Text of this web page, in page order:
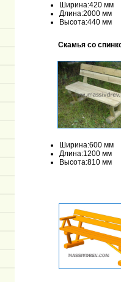
Ширина:420 мм
Длина:2000 мм
Высота:440 мм
Скамья со
Ширина:600 мм
Длина:1200 мм
Высота:810 мм